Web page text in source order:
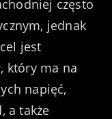
często
jednak
jest
który ma na
napięć,
a także